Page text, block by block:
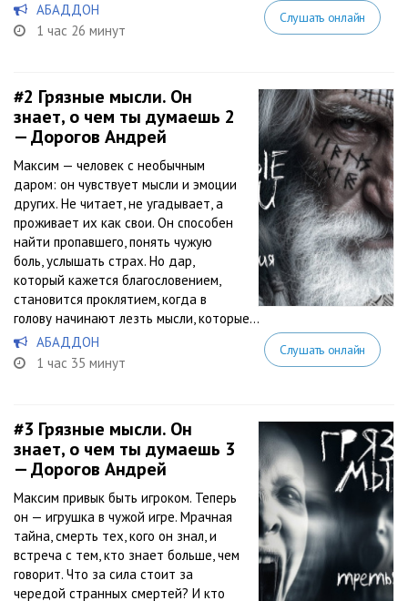
АБАДДОН
1 час 26 минут
Слушать онлайн
#2 Грязные мысли. Он
знает, о чем ты думаешь 2
— Дорогов Андрей
Максим — человек с необычным
даром: он чувствует мысли и эмоции
других. Не читает, не угадывает, а
проживает их как свои. Он способен
найти пропавшего, понять чужую
боль, услышать страх. Но дар,
который кажется благословением,
становится проклятием, когда в
голову начинают лезть мысли, которые...
АБАДДОН
1 час 35 минут
Слушать онлайн
#3 Грязные мысли. Он
знает, о чем ты думаешь 3
— Дорогов Андрей
Максим привык быть игроком. Теперь
он — игрушка в чужой игре. Мрачная
тайна, смерть тех, кого он знал, и
встреча с тем, кто знает больше, чем
говорит. Что за сила стоит за
чередой странных смертей? И кто